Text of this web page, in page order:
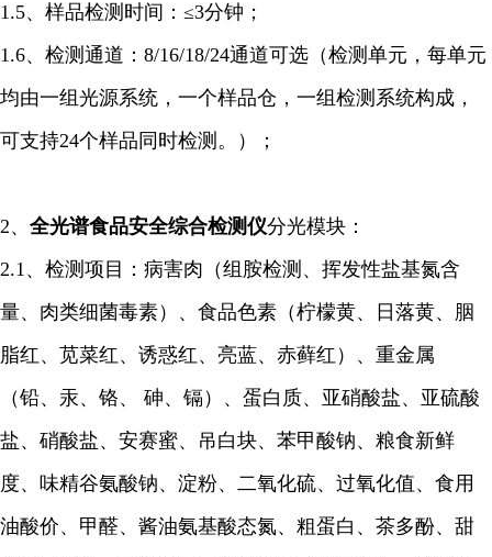
1.5、样品检测时间：≤3分钟；
1.6、检测通道： 8/16/18/24通道可选 （检测单元，每单元
均由一组光源系统，一个样品仓，一组检测系统构成，
可支持24个样品同时检测。）；
2、 全光谱食品安全综合检测仪分光模块：
2.1、检测项目：病害肉（组胺检测、挥发性盐基氮含
量、肉类细菌毒素）、食品色素（柠檬黄、日落黄、胭
脂红、苋菜红、诱惑红、亮蓝、赤藓红）、重金属
（铅、汞、铬、 砷、镉）、蛋白质、亚硝酸盐、亚硫酸
盐、硝酸盐、安赛蜜、吊白块、苯甲酸钠、粮食新鲜
度、味精谷氨酸钠、淀粉、二氧化硫、过氧化值、食用
油酸价、甲醛、酱油氨基酸态氮、粗蛋白、茶多酚、甜